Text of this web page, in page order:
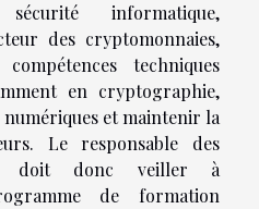
informatique,
des cryptomonnaies,
techniques
en cryptographie,
et maintenir la
Le responsable des
doit donc veiller à
de formation